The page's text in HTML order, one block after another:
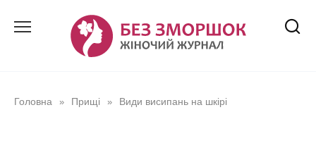
Головна » Прищі » Види висипань на шкірі